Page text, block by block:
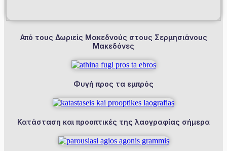
Από τους Δωριείς Μακεδνούς στους Σερμησιάνους
Μακεδόνες
Φυγή προς τα εμπρός
Κατάσταση και προοπτικές της λαογραφίας σήμερα